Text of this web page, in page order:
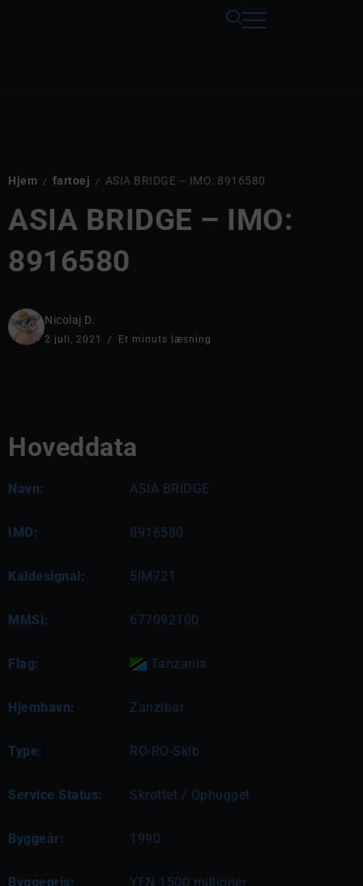
Hjem / fartoej / ASIA BRIDGE – IMO: 8916580
ASIA BRIDGE – IMO:
8916580
Nicolaj D.
2 juli, 2021 Et minuts læsning
Hoveddata
Navn: ASIA BRIDGE
IMO: 8916580
Kaldesignal: 5IM721
MMSI: 677092100
Flag: Tanzania
Hjemhavn: Zanzibar
Type: RO-RO-Skib
Service Status: Skrottet / Ophugget
Byggeår: 1990
Byggepris: YEN 1500 millioner